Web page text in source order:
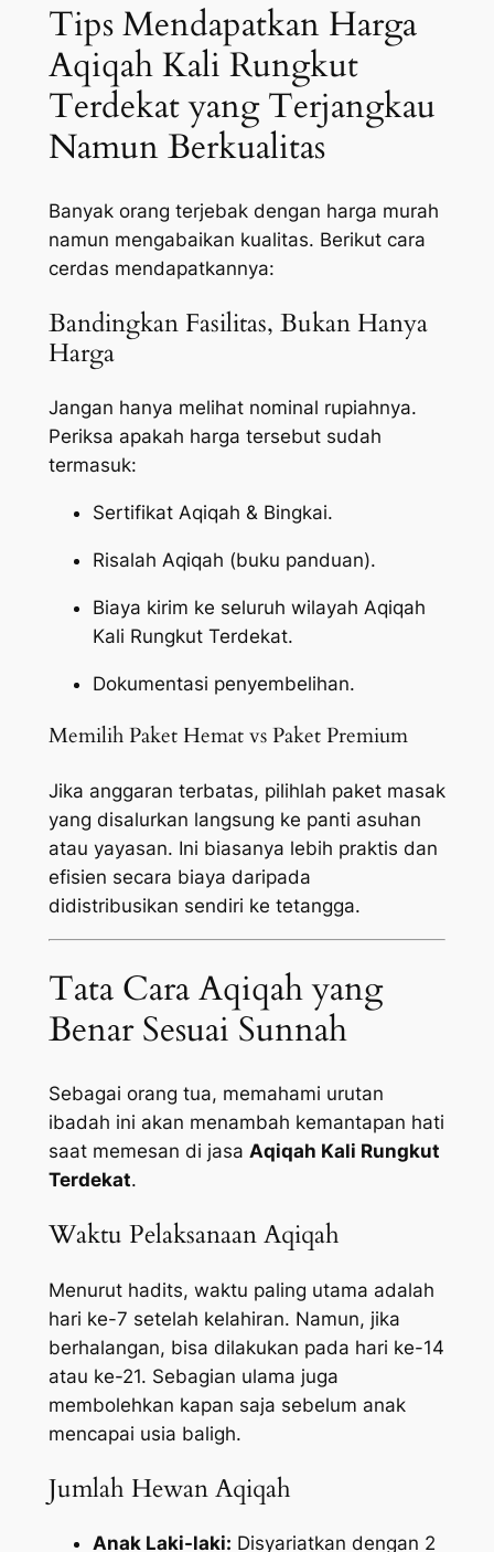
Tips Mendapatkan Harga
Aqiqah Kali Rungkut
Terdekat yang Terjangkau
Namun Berkualitas
Banyak orang terjebak dengan harga murah
namun mengabaikan kualitas. Berikut cara
cerdas mendapatkannya:
Bandingkan Fasilitas, Bukan Hanya
Harga
Jangan hanya melihat nominal rupiahnya.
Periksa apakah harga tersebut sudah
termasuk:
Sertifikat Aqiqah & Bingkai.
Risalah Aqiqah (buku panduan).
Biaya kirim ke seluruh wilayah Aqiqah
Kali Rungkut Terdekat.
Dokumentasi penyembelihan.
Memilih Paket Hemat vs Paket Premium
Jika anggaran terbatas, pilihlah paket masak
yang disalurkan langsung ke panti asuhan
atau yayasan. Ini biasanya lebih praktis dan
efisien secara biaya daripada
didistribusikan sendiri ke tetangga.
Tata Cara Aqiqah yang
Benar Sesuai Sunnah
Sebagai orang tua, memahami urutan
ibadah ini akan menambah kemantapan hati
saat memesan di jasa Aqiqah Kali Rungkut
Terdekat.
Waktu Pelaksanaan Aqiqah
Menurut hadits, waktu paling utama adalah
hari ke-7 setelah kelahiran. Namun, jika
berhalangan, bisa dilakukan pada hari ke-14
atau ke-21. Sebagian ulama juga
membolehkan kapan saja sebelum anak
mencapai usia baligh.
Jumlah Hewan Aqiqah
Anak Laki-laki: Disyariatkan dengan 2